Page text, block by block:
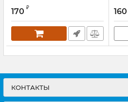
170 ₽ 160
КОНТАКТЫ